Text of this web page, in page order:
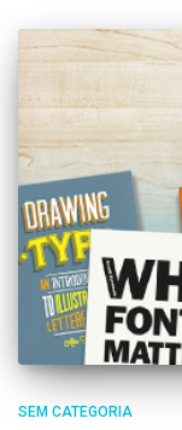
SEM CATEGORIA